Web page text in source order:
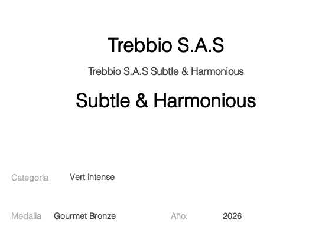
Trebbio S.A.S
Trebbio S.A.S Subtle & Harmonious
Subtle & Harmonious
Categoría Vert intense
Medalla Gourmet Bronze Año: 2026